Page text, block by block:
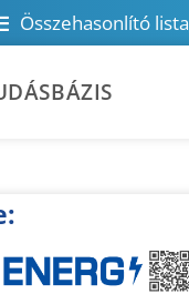
Összehasonlító lista